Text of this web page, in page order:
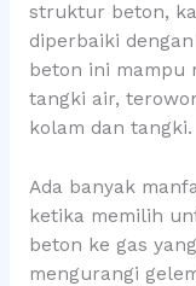
struktur beton,
diperbaiki
beton ini mampu
tangki air,
kolam dan tangki.
Ada banyak
ketika memilih
beton ke gas
mengurangi